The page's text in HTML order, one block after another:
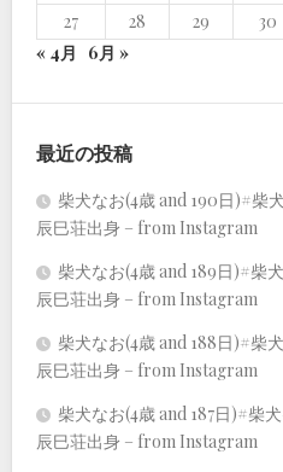
27
28 29 30
« 4月
6月 »
最近の投稿
柴犬なお(4歳 and 190日)#柴
辰巳荘出身 – from Instagram
柴犬なお(4歳 and 189日)#柴
辰巳荘出身 – from Instagram
柴犬なお(4歳 and 188日)#柴
辰巳荘出身 – from Instagram
柴犬なお(4歳 and 187日)#柴
辰巳荘出身 – from Instagram